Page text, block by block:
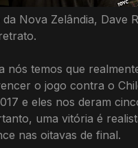
Nova Zelândia, Dave
nós temos que
o jogo contra o
e eles nos deram
uma vitória é
nas oitavas de final.